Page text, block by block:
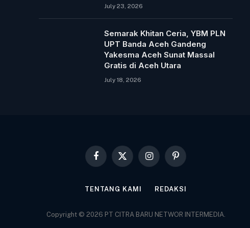
July 23, 2026
Semarak Khitan Ceria, YBM PLN
UPT Banda Aceh Gandeng
Yakesma Aceh Sunat Massal
Gratis di Aceh Utara
July 18, 2026
Facebook
X
InstagramPinterest
TENTANG KAMI REDAKSI
Copyright © 2026 PT CITRA BARU NETWOR INTERMEDIA.